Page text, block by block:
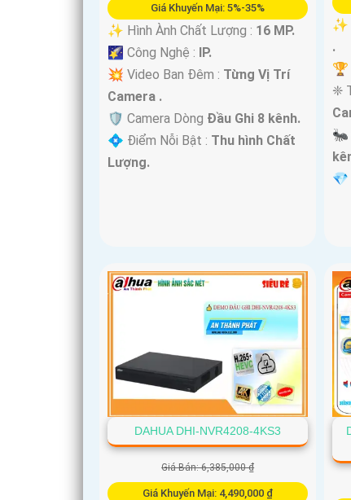
Giá Khuyến Mại: 5%-35%
✨ Hình Ành Chất Lượng : 16 MP.
🌠 Công Nghệ : IP.
💥 Video Ban Đêm : Từng Vị Trí
Camera .
🛡 Camera Dòng Đầu Ghi 8 kênh.
️💠 Điểm Nỗi Bật : Thu hình Chất
Lượng.
✨
.
🏆
❈
🐜
️💎
DAHUA DHI-NVR4208-4KS3
Giá Bán: 6,385,000 ₫
Giá Khuyến Mại: 4,490,000 ₫